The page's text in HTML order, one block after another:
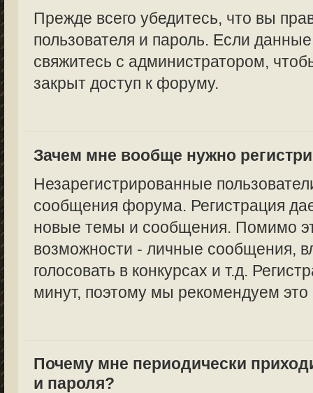
Прежде всего убедитесь, что вы
пользователя и пароль. Если
свяжитесь с администратором,
закрыт доступ к форуму.
Зачем мне вообще нужно
Незарегистрированные
сообщения форума. Регистрация
новые темы и сообщения. Помимо
возможности - личные сообщения,
голосовать в конкурсах и т.д.
минут, поэтому мы рекомендуем это
Почему мне периодически
и пароля?